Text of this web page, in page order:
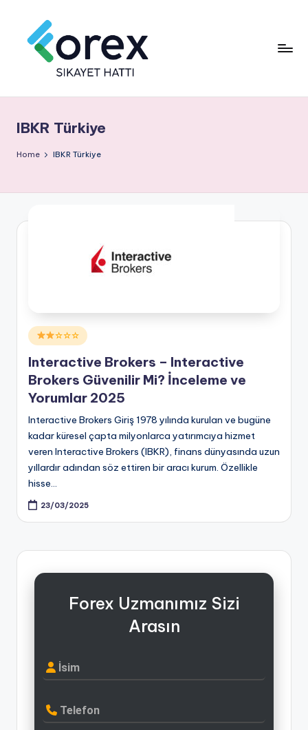
IBKR Türkiye
Home IBKR Türkiye
Posted
in
☆☆☆
Interactive Brokers – Interactive
Brokers Güvenilir Mi? İnceleme ve
Yorumlar 2025
Interactive Brokers Giriş 1978 yılında kurulan ve bugüne
kadar küresel çapta milyonlarca yatırımcıya hizmet
veren Interactive Brokers (IBKR), finans dünyasında uzun
yıllardır adından söz ettiren bir aracı kurum. Özellikle
hisse…
23/03/2025
Forex Uzmanımız Sizi
Arasın
İsim
Telefon